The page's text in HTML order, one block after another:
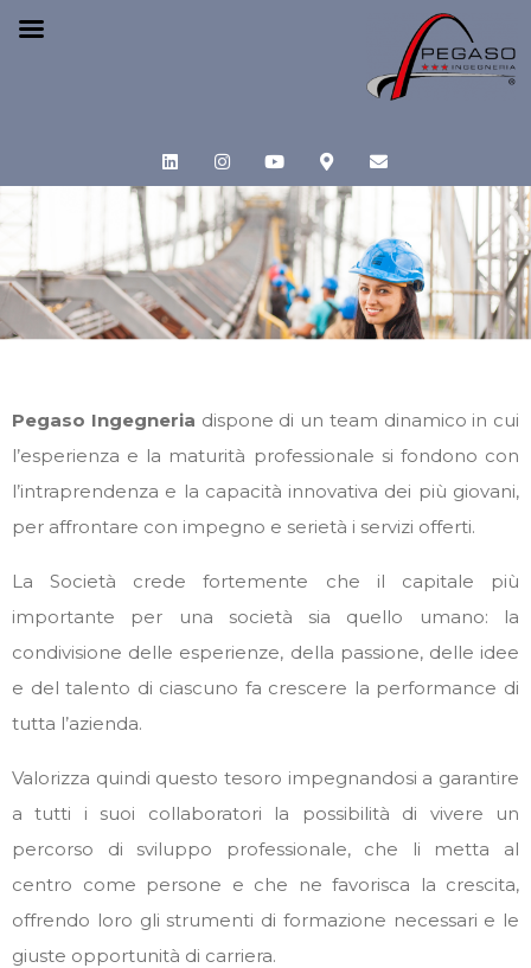
Pegaso Ingegneria dispone di un team dinamico in cui
l’esperienza e la maturità professionale si fondono con
l’intraprendenza e la capacità innovativa dei più giovani,
per affrontare con impegno e serietà i servizi offerti.
La Società crede fortemente che il capitale più
importante per una società sia quello umano: la
condivisione delle esperienze, della passione, delle idee
e del talento di ciascuno fa crescere la performance di
tutta l’azienda.
Valorizza quindi questo tesoro impegnandosi a garantire
a tutti i suoi collaboratori la possibilità di vivere un
percorso di sviluppo professionale, che li metta al
centro come persone e che ne favorisca la crescita,
offrendo loro gli strumenti di formazione necessari e le
giuste opportunità di carriera.